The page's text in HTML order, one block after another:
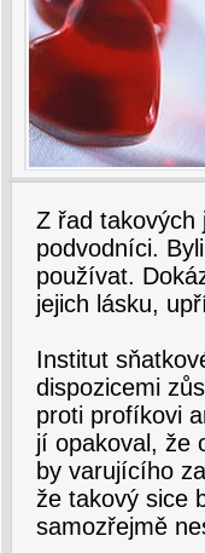
Z řad takových
podvodníci.
používat.
jejich lásku,
Institut
dispozicemi
proti profíkovi
jí opakoval, že
by varujícího
že takový sice
samozřejmě